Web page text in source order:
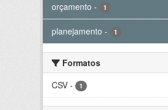
orçamento - 1
planejamento - 1
Formatos
CSV - 1